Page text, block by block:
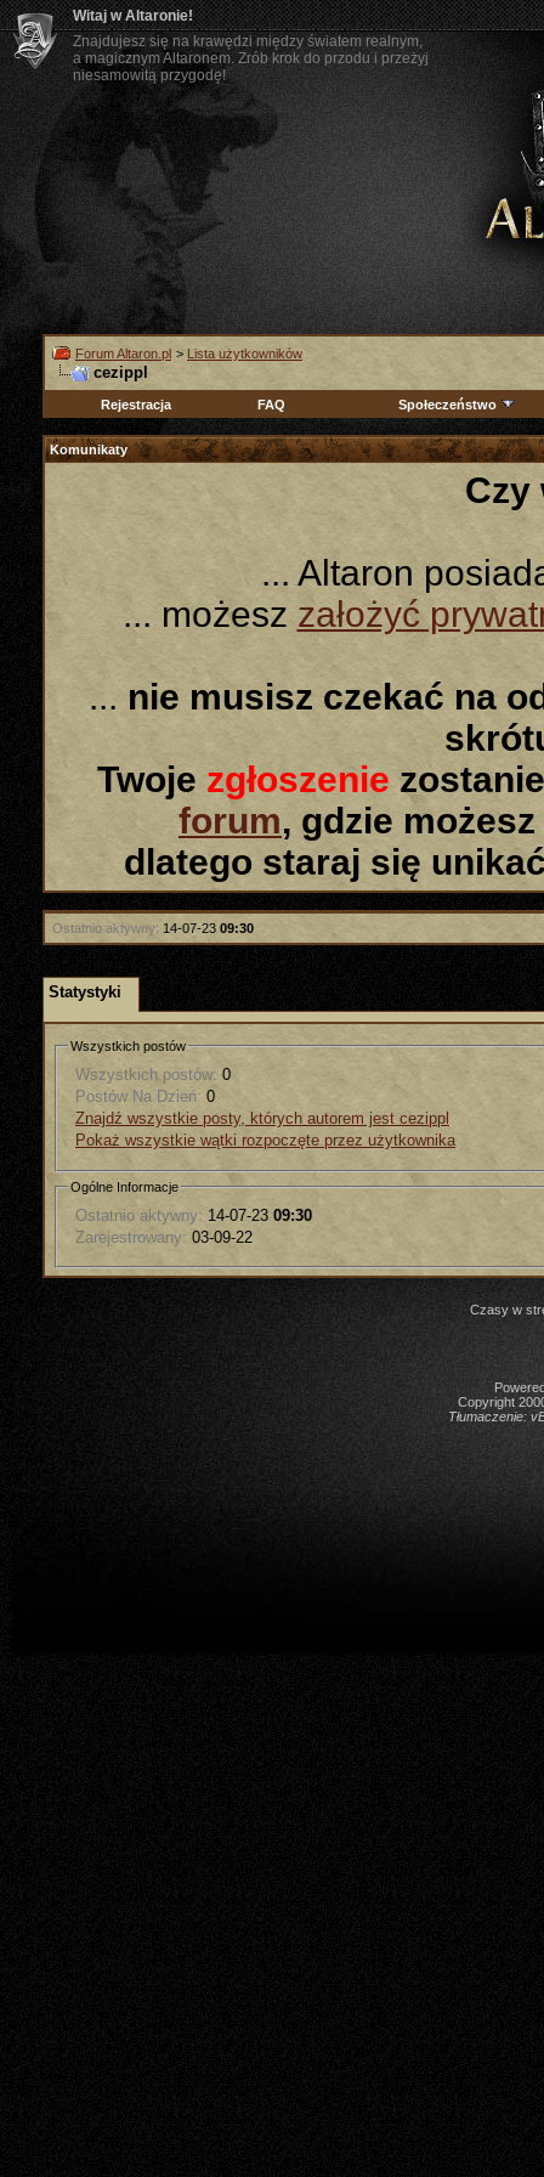
Witaj w Altaronie!
Znajdujesz się na krawędzi między światem realnym,
a magicznym Altaronem. Zrób krok do przodu i przeżyj
niesamowitą przygodę!
Forum Altaron.pl > Lista użytkowników
cezippl
Rejestracja FAQ Społeczeństwo
Komunikaty
Czy
... Altaron
... możeszzałożyć
... nie musisz czekać na
Twoje zgłoszenie
forum, gdzie
dlatego staraj się
Ostatnio aktywny: 14-07-23 09:30
Statystyki
Wszystkich postów
Wszystkich postów: 0
Postów Na Dzień: 0
Znajdź wszystkie posty, których autorem jest cezippl
Pokaż wszystkie wątki rozpoczęte przez użytkownika
Ogólne Informacje
Ostatnio aktywny: 14-07-23 09:30
Zarejestrowany: 03-09-22
Czasy w
Copyright
Tłumaczenie: